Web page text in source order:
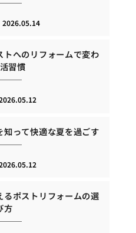
2026.05.14
へのリフォームで変わ
習慣
って快適な夏を過ごす
ポストリフォームの選
方